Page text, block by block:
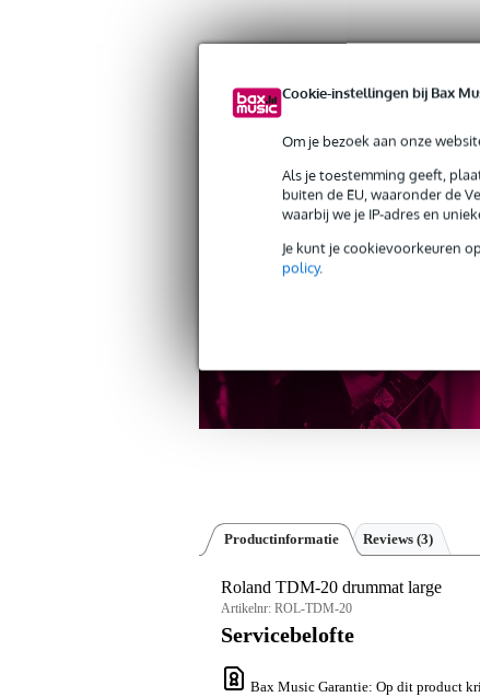
Cookie-instellingen bij Bax
Om je bezoek aan onze
Als je toestemming geeft,
buiten de EU, waaronder de
waarbij we je IP-adres en
Je kunt je cookievoorkeuren
policy.
Gratis verzending
Productinformatie Reviews (3)
Roland TDM-20 drummat large
Artikelnr: ROL-TDM-20
Servicebelofte
Bax Music Garantie: Op dit product